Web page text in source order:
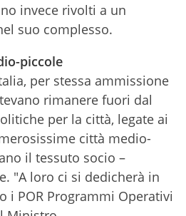
invece rivolti a un
suo complesso.
piccole
per stessa ammissione
rimanere fuori dal
per la città, legate ai
città medio-
il tessuto socio –
"A loro ci si dedicherà in
i POR Programmi Operativi